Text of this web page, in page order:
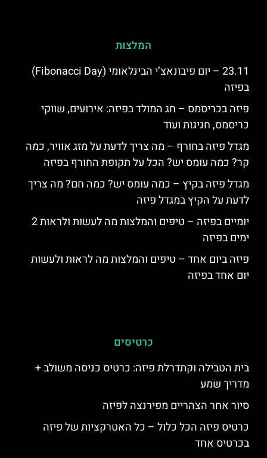
המלצות
23.11 – יום פיבונאצ’י הבינלאומי (Fibonacci Day)
בפיזה
פיזה בכריסמס – חג המולד בפיזה: אירועים, שווקי
כריסמס, חגיגות ועוד
מגדל פיזה בחורף – מה צריך לדעת על מזג אוויר, כמה
קר? כמה עומס יש? הכל על תקופת החורף בפיזה
מגדל פיזה בקיץ – כמה עומס יש? כמה חם? מה צריך
לדעת על הקיץ במגדל פיזה
יומיים בפיזה – טיפים והמלצות מה לעשות ולראות 2
ימים בפיזה
פיזה ביום אחד – טיפים והמלצות מה לראות ולעשות
יום אחד בפיזה
כרטיסים
בית הטבילה וקתדרלת פיזה: כרטיס כניסה משולב +
מדריך שמע
סיור אחר הצהריים מפירנצה לפיזה
כרטיס פיזה הכל כלול – כל האטרקציות של פיזה
בכרטיס אחד